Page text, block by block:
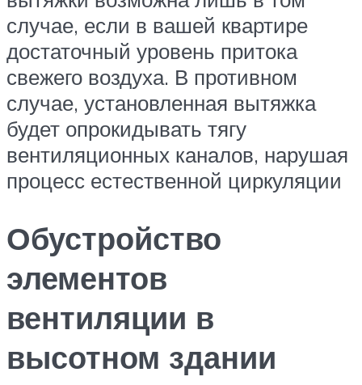
случае, если в вашей квартире
достаточный уровень притока
свежего воздуха. В противном
случае, установленная вытяжка
будет опрокидывать тягу
вентиляционных каналов, нарушая
процесс естественной циркуляции
Обустройство
элементов
вентиляции в
высотном здании